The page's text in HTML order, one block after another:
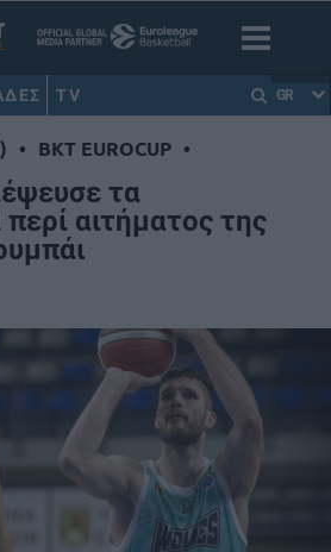
TV GR
• BKT EUROCUP •
τα
αιτήματος της